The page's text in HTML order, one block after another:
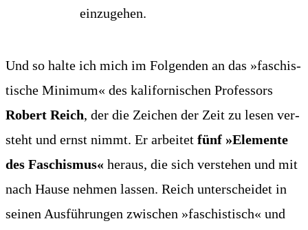
einzugehen.
Und so hal­te ich mich im Fol­gen­den an das »faschis­
ti­sche Mini­mum« des kali­for­ni­schen Pro­fes­sors
Robert Reich, der die Zei­chen der Zeit zu lesen ver­
steht und ernst nimmt. Er arbei­tet fünf »Ele­men­te
des Faschis­mus« her­aus, die sich ver­ste­hen und mit
nach Hau­se neh­men las­sen. Reich unter­schei­det in
sei­nen Aus­füh­run­gen zwi­schen »faschis­tisch« und